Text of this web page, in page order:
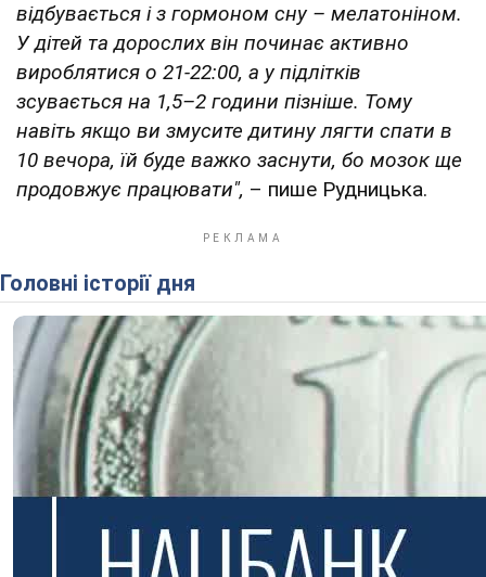
відбувається і з гормоном сну – мелатоніном.
У дітей та дорослих він починає активно
вироблятися о 21-22:00, а у підлітків
зсувається на 1,5–2 години пізніше. Тому
навіть якщо ви змусите дитину лягти спати в
10 вечора, їй буде важко заснути, бо мозок ще
продовжує працювати", – пише Рудницька.
Головні історії дня